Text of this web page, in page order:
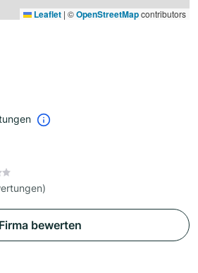
Leaflet | ©OpenStreetMapcontributors
Firma bewerten